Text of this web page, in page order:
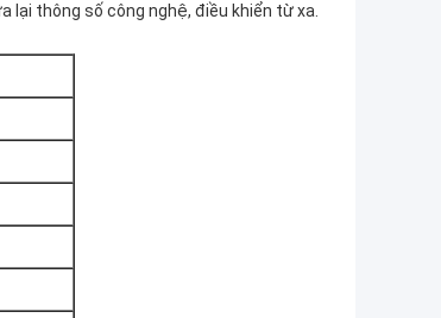
lại thông số công nghệ, điều khiển từ xa.